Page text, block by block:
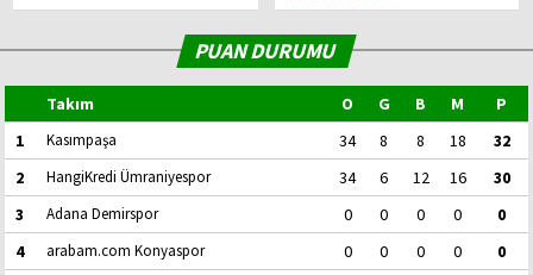
PUAN DURUMU
Takım O G B M
P
1
Kasımpaşa 34 8 8 18
32
2
HangiKredi Ümraniyespor 34 6 12 16
30
3
Adana Demirspor 0 0 0 0
0
4
arabam.com Konyaspor 0 0 0 0
0